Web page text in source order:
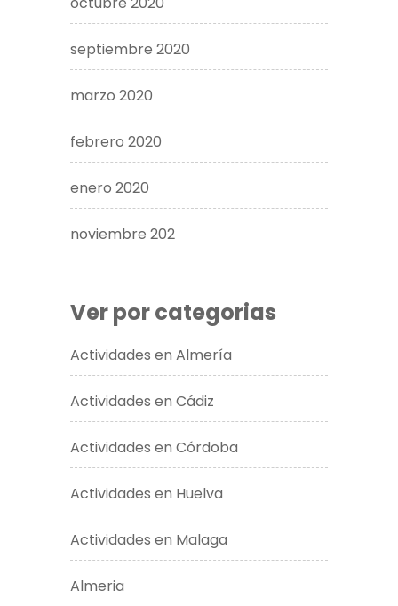
septiembre 2020
marzo 2020
febrero 2020
enero 2020
noviembre 202
Ver por categorias
Actividades en Almería
Actividades en Cádiz
Actividades en Córdoba
Actividades en Huelva
Actividades en Malaga
Almeria